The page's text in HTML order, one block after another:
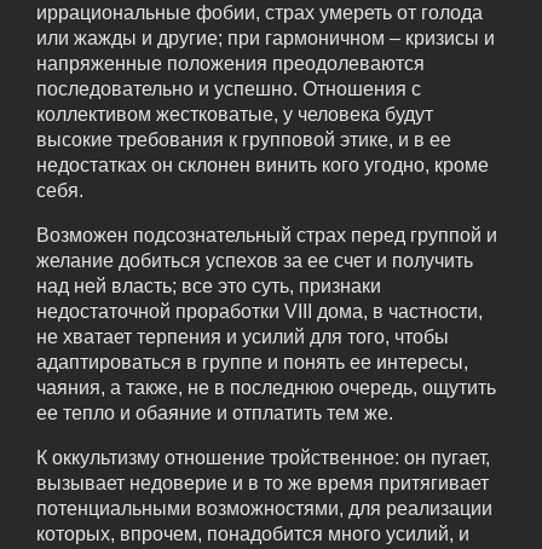
иррациональные фобии, страх умереть от голода
или жажды и другие; при гармоничном – кризисы и
напряженные положения преодолеваются
последовательно и успешно. Отношения с
коллективом жестковатые, у человека будут
высокие требования к групповой этике, и в ее
недостатках он склонен винить кого угодно, кроме
себя.
Возможен подсознательный страх перед группой и
желание добиться успехов за ее счет и получить
над ней власть; все это суть, признаки
недостаточной проработки VIII дома, в частности,
не хватает терпения и усилий для того, чтобы
адаптироваться в группе и понять ее интересы,
чаяния, а также, не в последнюю очередь, ощутить
ее тепло и обаяние и отплатить тем же.
К оккультизму отношение тройственное: он пугает,
вызывает недоверие и в то же время притягивает
потенциальными возможностями, для реализации
которых, впрочем, понадобится много усилий, и